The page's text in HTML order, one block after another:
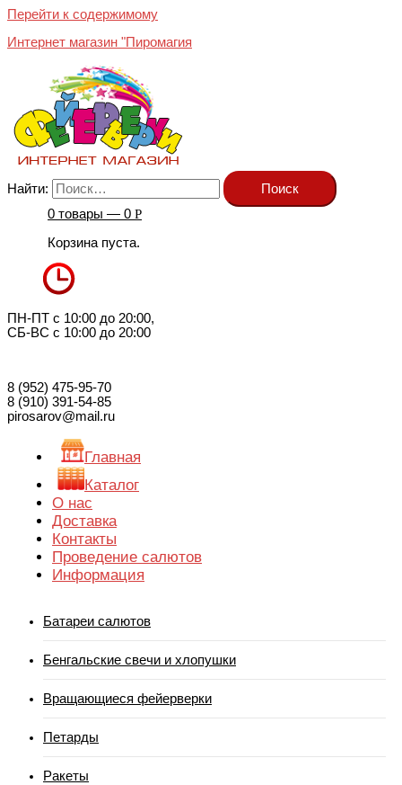
Перейти к содержимому
Интернет магазин "Пиромагия
Найти:
0 товары — 0 Р
Корзина пуста.
ПН-ПТ с 10:00 до 20:00,
СБ-ВС с 10:00 до 20:00
8 (952) 475-95-70
8 (910) 391-54-85
pirosarov@mail.ru
Главная
Каталог
О нас
Доставка
Контакты
Проведение салютов
Информация
Батареи салютов
Бенгальские свечи и хлопушки
Вращающиеся фейерверки
Петарды
Ракеты